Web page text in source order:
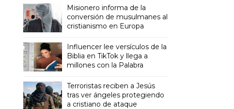
Misionero informa de la
conversión de musulmanes al
cristianismo en Europa
Influencer lee versículos de la
Biblia en TikTok y llega a
millones con la Palabra
Terroristas reciben a Jesús
tras ver ángeles protegiendo
a cristiano de ataque